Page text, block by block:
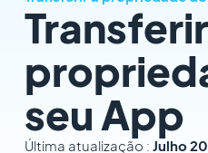
seu App
Última atualização : Julho